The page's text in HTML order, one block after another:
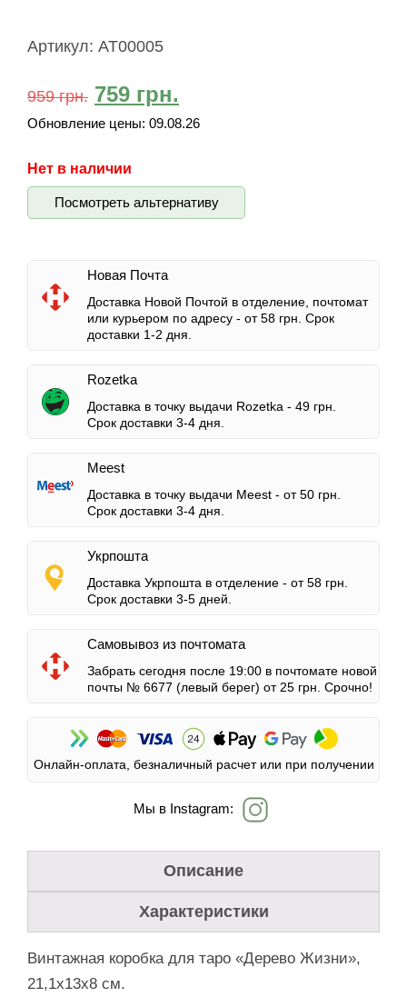
Артикул: AT00005
959грн. 759 грн.
Обновление цены: 09.08.26
Нет в наличии
Посмотреть альтернативу
Новая Почта
Доставка Новой Почтой в отделение, почтомат
или курьером по адресу - от 58 грн. Срок
доставки 1-2 дня.
Rozetka
Доставка в точку выдачи Rozetka - 49 грн.
Срок доставки 3-4 дня.
Meest
Доставка в точку выдачи Meest - от 50 грн.
Срок доставки 3-4 дня.
Укрпошта
Доставка Укрпошта в отделение - от 58 грн.
Срок доставки 3-5 дней.
Самовывоз из почтомата
Забрать сегодня после 19:00 в почтомате новой
почты № 6677 (левый берег) от 25 грн. Срочно!
Онлайн-оплата, безналичный расчет или при получении
Мы в Instagram:
Описание
Характеристики
Винтажная коробка для таро «Дерево Жизни»,
21,1x13x8 см.